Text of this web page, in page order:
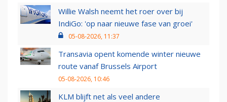
Willie Walsh neemt het roer over bij
IndiGo: 'op naar nieuwe fase van groei'
05-08-2026, 11:37
Transavia opent komende winter nieuwe
route vanaf Brussels Airport
05-08-2026, 10:46
KLM blijft net als veel andere